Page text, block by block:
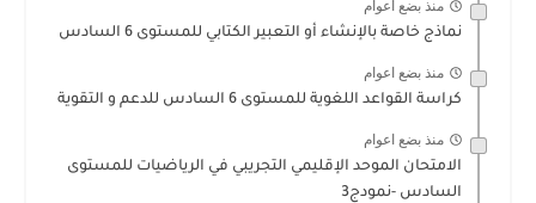
منذ بضع اعوام
نماذج خاصة بالإنشاء أو التعبير الكتابي للمستوى 6 السادس
منذ بضع اعوام
كراسة القواعد اللغوية للمستوى 6 السادس للدعم و التقوية
منذ بضع اعوام
الامتحان الموحد الإقليمي التجريبي في الرياضيات للمستوى
السادس -نمودج3